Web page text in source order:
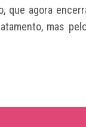
que agora
mas